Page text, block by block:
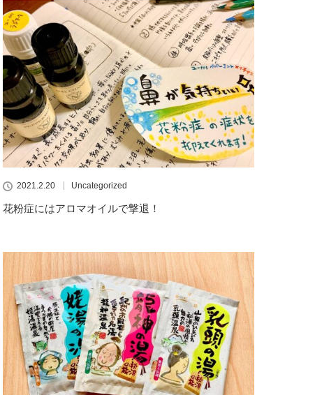
2021.2.20 Uncategorized
花粉症にはアロマオイルで撃退！